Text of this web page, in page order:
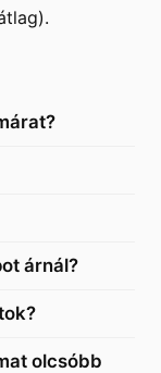
árnál?
olcsóbb